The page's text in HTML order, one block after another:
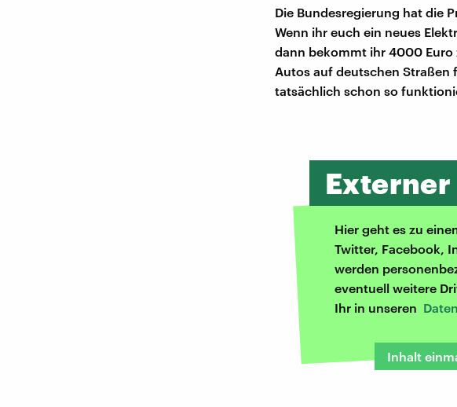
Die Bundesregierung hat die
Wenn ihr euch ein neues
dann bekommt ihr 4000 Euro
Autos auf deutschen Straßen
tatsächlich schon so
Hier geht es zu
Twitter, Facebook,
werden
eventuell weitere
Ihr in unseren
Inhalt